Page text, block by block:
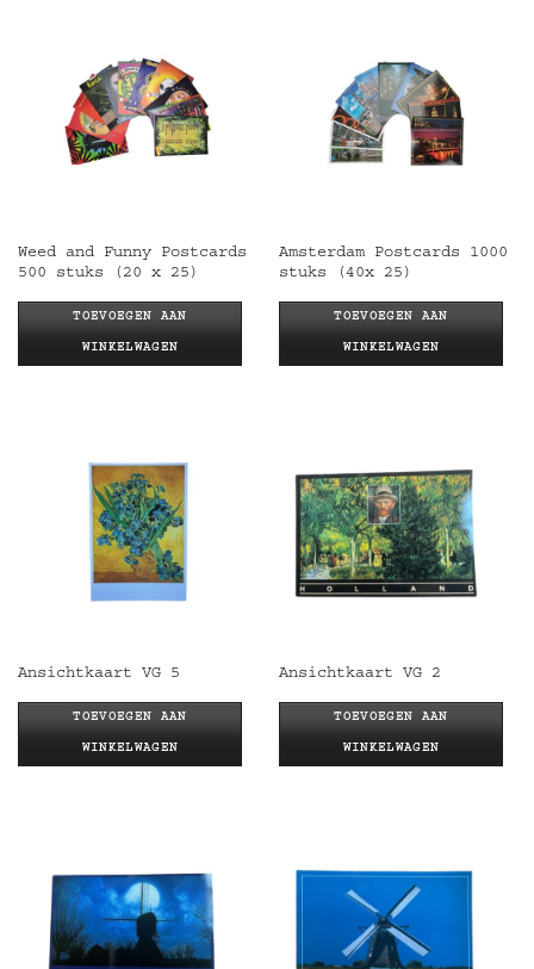
Weed and Funny Postcards
500 stuks (20 x 25)
TOEVOEGEN AAN
WINKELWAGEN
Amsterdam Postcards 1000
stuks (40x 25)
TOEVOEGEN AAN
WINKELWAGEN
Ansichtkaart VG 5
TOEVOEGEN AAN
WINKELWAGEN
Ansichtkaart VG 2
TOEVOEGEN AAN
WINKELWAGEN